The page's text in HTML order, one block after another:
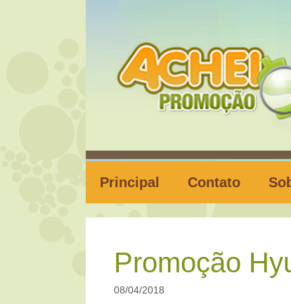
Principal Contato
Promoção
08/04/2018